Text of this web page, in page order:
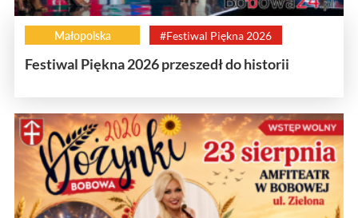
Małopolska #Festiwal Piękna 2026
Festiwal Piękna 2026 przeszedł do historii